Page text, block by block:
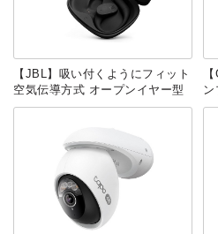
【JBL】吸い付くようにフィット
空気伝導方式 オープンイヤー型
ン